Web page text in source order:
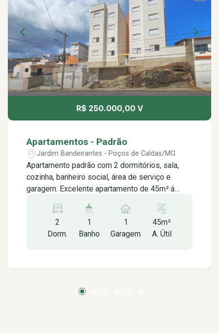
R$ 250.000,00 V
Apartamentos - Padrão
Jardim Bandeirantes - Poços de Caldas/MG
Apartamento padrão com 2 dormitórios, sala,
cozinha, banheiro social, área de serviço e
garagem. Excelente apartamento de 45m² á
de Caldas MG. Prédio novo recém construído,
com uma localização privilegiada contendo: -02
quartos -Cozinha -Banheiro social -Sala -Área
á: -Mirante das torres -Campo de futebol -JD
Supermercados Pedrilhos -PSF São José -CEI
2
Dorm.
1
Banho
1
Garagem
45m²
A. Útil